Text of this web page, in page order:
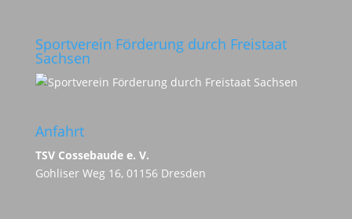
Sportverein Förderung durch Freistaat
Sachsen
Anfahrt
TSV Cossebaude e. V.
Gohliser Weg 16, 01156 Dresden